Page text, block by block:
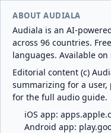
ABOUT AUDIALA
Audiala is an AI-
across 96 countries.
languages. Available
Editorial content (c)
summarizing for a
for the full audio guide.
iOS app:
Android app: